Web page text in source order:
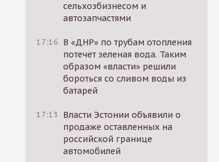
сельхозбизнесом и
автозапчастями
17:16 В «ДНР» по трубам отопления
потечет зеленая вода. Таким
образом «власти» решили
бороться со сливом воды из
батарей
17:13
Власти Эстонии объявили о
продаже оставленных на
российской границе
автомобилей